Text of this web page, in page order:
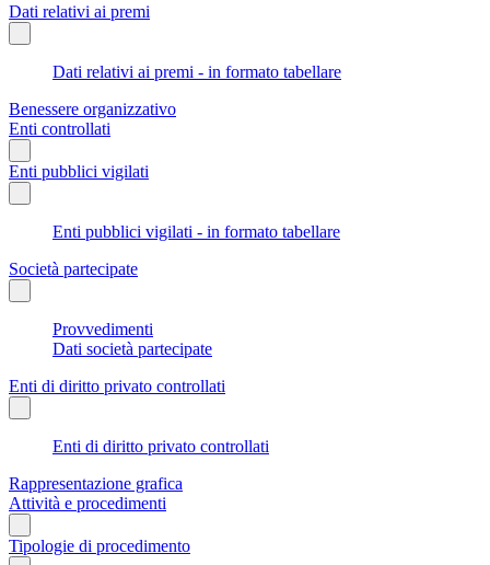
Dati relativi ai premi
Dati relativi ai premi - in formato tabellare
Benessere organizzativo
Enti controllati
Enti pubblici vigilati
Enti pubblici vigilati - in formato tabellare
Società partecipate
Provvedimenti
Dati società partecipate
Enti di diritto privato controllati
Enti di diritto privato controllati
Rappresentazione grafica
Attività e procedimenti
Tipologie di procedimento